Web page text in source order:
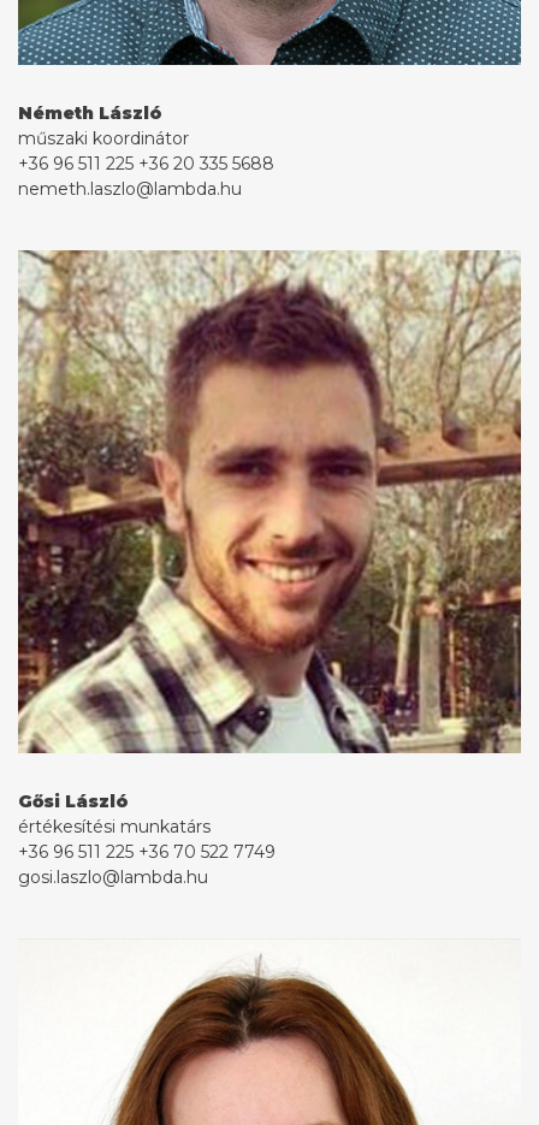
Németh László
műszaki koordinátor
+36 96 511 225 +36 20 335 5688
nemeth.laszlo@lambda.hu
Gősi László
értékesítési munkatárs
+36 96 511 225 +36 70 522 7749
gosi.laszlo@lambda.hu